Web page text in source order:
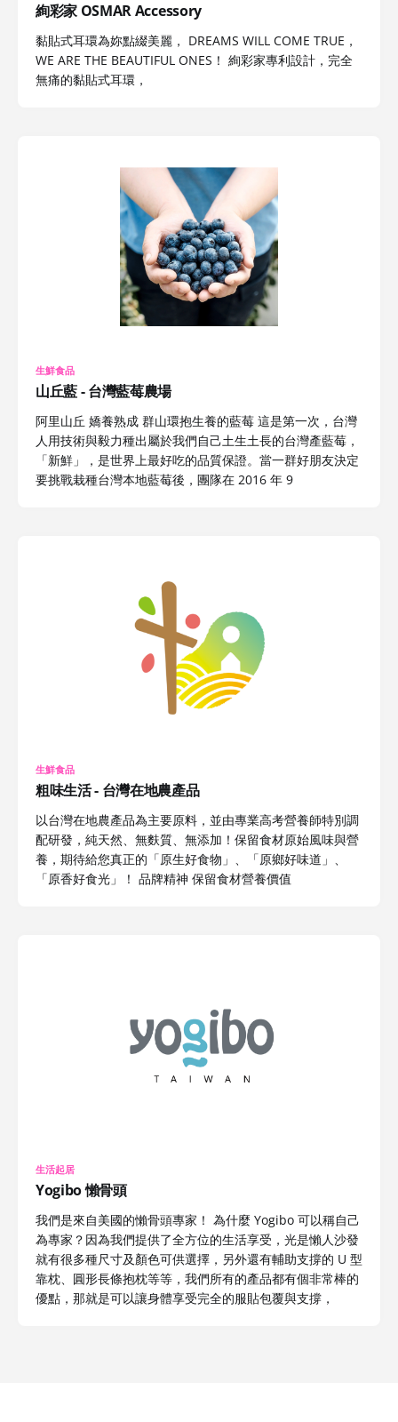
絢彩家 OSMAR Accessory
黏貼式耳環為妳點綴美麗， DREAMS WILL COME TRUE，
WE ARE THE BEAUTIFUL ONES！ 絢彩家專利設計，完全
無痛的黏貼式耳環，
生鮮食品
山丘藍 - 台灣藍莓農場
阿里山丘 嬌養熟成 群山環抱生養的藍莓 這是第一次，台灣
人用技術與毅力種出屬於我們自己土生土長的台灣產藍莓，
「新鮮」，是世界上最好吃的品質保證。當一群好朋友決定
要挑戰栽種台灣本地藍莓後，團隊在 2016 年 9
生鮮食品
粗味生活 - 台灣在地農產品
以台灣在地農產品為主要原料，並由專業高考營養師特別調
配研發，純天然、無麩質、無添加！保留食材原始風味與營
養，期待給您真正的「原生好食物」、「原鄉好味道」、
「原香好食光」！ 品牌精神 保留食材營養價值
生活起居
Yogibo 懶骨頭
我們是來自美國的懶骨頭專家！ 為什麼 Yogibo 可以稱自己
為專家？因為我們提供了全方位的生活享受，光是懶人沙發
就有很多種尺寸及顏色可供選擇，另外還有輔助支撐的 U 型
靠枕、圓形長條抱枕等等，我們所有的產品都有個非常棒的
優點，那就是可以讓身體享受完全的服貼包覆與支撐，